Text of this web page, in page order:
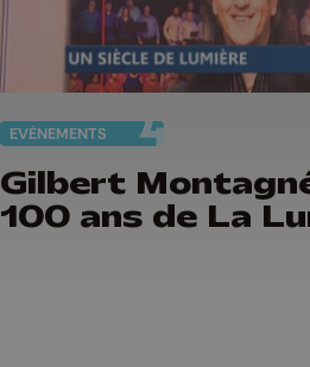
EVÈNEMENTS
Gilbert
100 ans de La